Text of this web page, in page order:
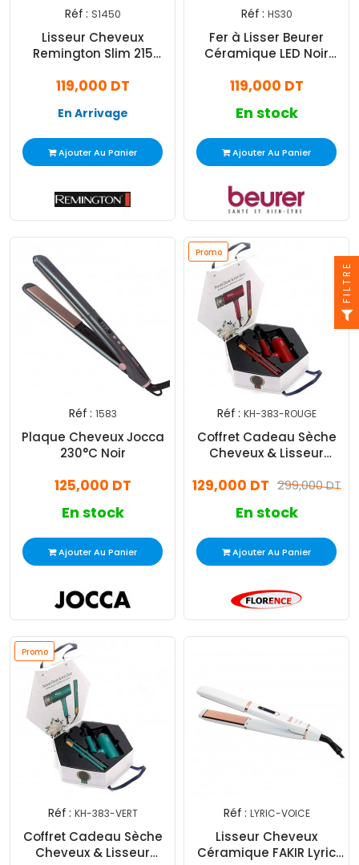
Réf : S1450
Lisseur Cheveux
Remington Slim 215
119,000 DT
En Arrivage
Ajouter Au Panier
Réf : HS30
Fer à Lisser Beurer
Céramique LED Noir
119,000 DT
En stock
Ajouter Au Panier
Réf : 1583
Plaque Cheveux Jocca
230°C Noir
125,000 DT
En stock
Ajouter Au Panier
Promo
Réf : KH-383-ROUGE
Coffret Cadeau Sèche
Cheveux & Lisseur
299,000 DT
129,000 DT
En stock
Ajouter Au Panier
Promo
Réf : KH-383-VERT
Coffret Cadeau Sèche
Cheveux & Lisseur
Réf : LYRIC-VOICE
Lisseur Cheveux
Céramique FAKIR Lyric
FILTRE